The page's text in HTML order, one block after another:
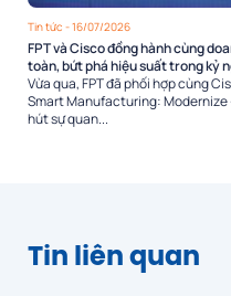
Tin tức - 16/07/2026
FPT và Cisco đồng hành cùng
toàn, bứt phá hiệu suất trong kỷ
Vừa qua, FPT đã phối hợp cùng
Smart Manufacturing: Modernize
hút sự quan...
Tin liên quan